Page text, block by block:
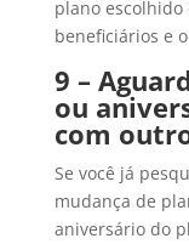
plano escolhido
beneficiários e
9 –
ou
com
Se você já
mudança de
aniversário do